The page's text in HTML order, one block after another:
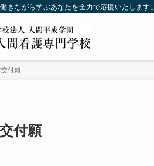
働きながら学ぶあなたを全力で応援いたします。
付願
付願